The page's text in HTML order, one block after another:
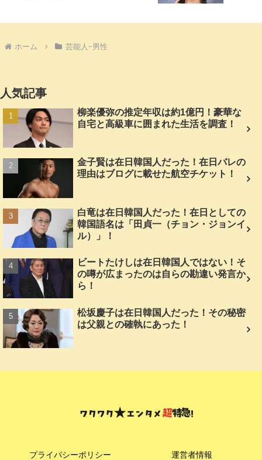
ホーム 芸能人ｰ男性
人気記事
柳楽優弥の推定年収は約1億円！豪華な
自宅と高級車に囲まれた生活を調査！
金子賢は在日韓国人だった！在日バレの
理由はブログに載せた航空チケット！
白竜は在日韓国人だった！在日としての
韓国語名は「田貞一（チョン・ジョンイ
ル）」！
ビートたけしは在日韓国人ではない！そ
の噂が広まったのは自らの勘違い発言か
ら！
松坂慶子は在日韓国人だった！その秘密
は父親との確執にあった！
プライパシーポリシー 運営者情報